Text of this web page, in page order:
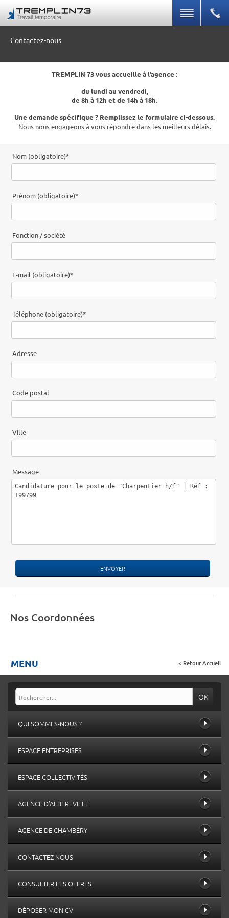
Contactez-nous
TREMPLIN 73 vous accueille à l’agence :
du lundi au vendredi,
de 8h à 12h et de 14h à 18h.
Une demande spécifique ? Remplissez le formulaire ci-dessous.
Nous nous engageons à vous répondre dans les meilleurs délais.
Nom (obligatoire)*
Prénom (obligatoire)*
Fonction / société
E-mail (obligatoire)*
Téléphone (obligatoire)*
Adresse
Code postal
Ville
Message
Nos Coordonnées
MENU < Retour Accueil
OK
QUI SOMMES-NOUS ?
ESPACE ENTREPRISES
ESPACE COLLECTIVITÉS
AGENCE D’ALBERTVILLE
AGENCE DE CHAMBÉRY
CONTACTEZ-NOUS
CONSULTER LES OFFRES
DÉPOSER MON CV